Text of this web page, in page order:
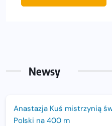
Newsy
Anastazja Kuś mistrzynią
Polski na 400 m